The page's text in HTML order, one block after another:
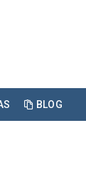
BLOG